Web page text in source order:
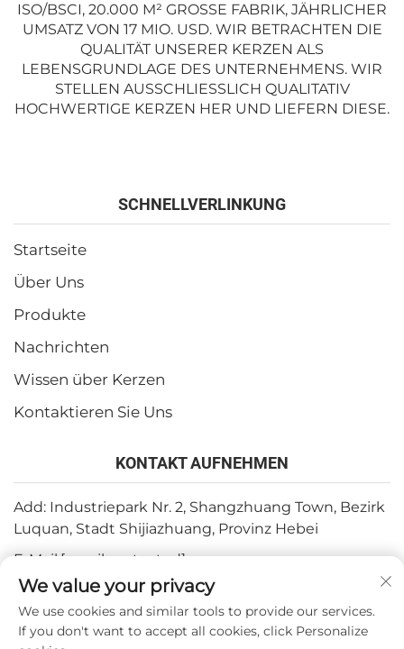
ISO/BSCI, 20.000 M² GROSSE FABRIK, JÄHRLICHER U
MSATZ VON 17 MIO. USD. WIR BETRACHTEN DIE Q
UALITÄT UNSERER KERZEN ALS L
EBENSGRUNDLAGE DES UNTERNEHMENS. WIR S
TELLEN AUSSCHLIESSLICH QUALITATIV HO
CHWERTIGE KERZEN HER UND LIEFERN DIESE.
SCHNELLVERLINKUNG
Startseite
Über Uns
Produkte
Nachrichten
Wissen über Kerzen
Kontaktieren Sie Uns
KONTAKT AUFNEHMEN
Add: Industriepark Nr. 2, Shangzhuang Town, Bezirk
Luquan, Stadt Shijiazhuang, Provinz Hebei
E-Mail:[email protected]
Tel.:+86-15932211838
Fax: +86-(0)311-67909064
We value your privacy
We use cookies and similar tools to provide our services.
If you don't want to accept all cookies, click Personalize